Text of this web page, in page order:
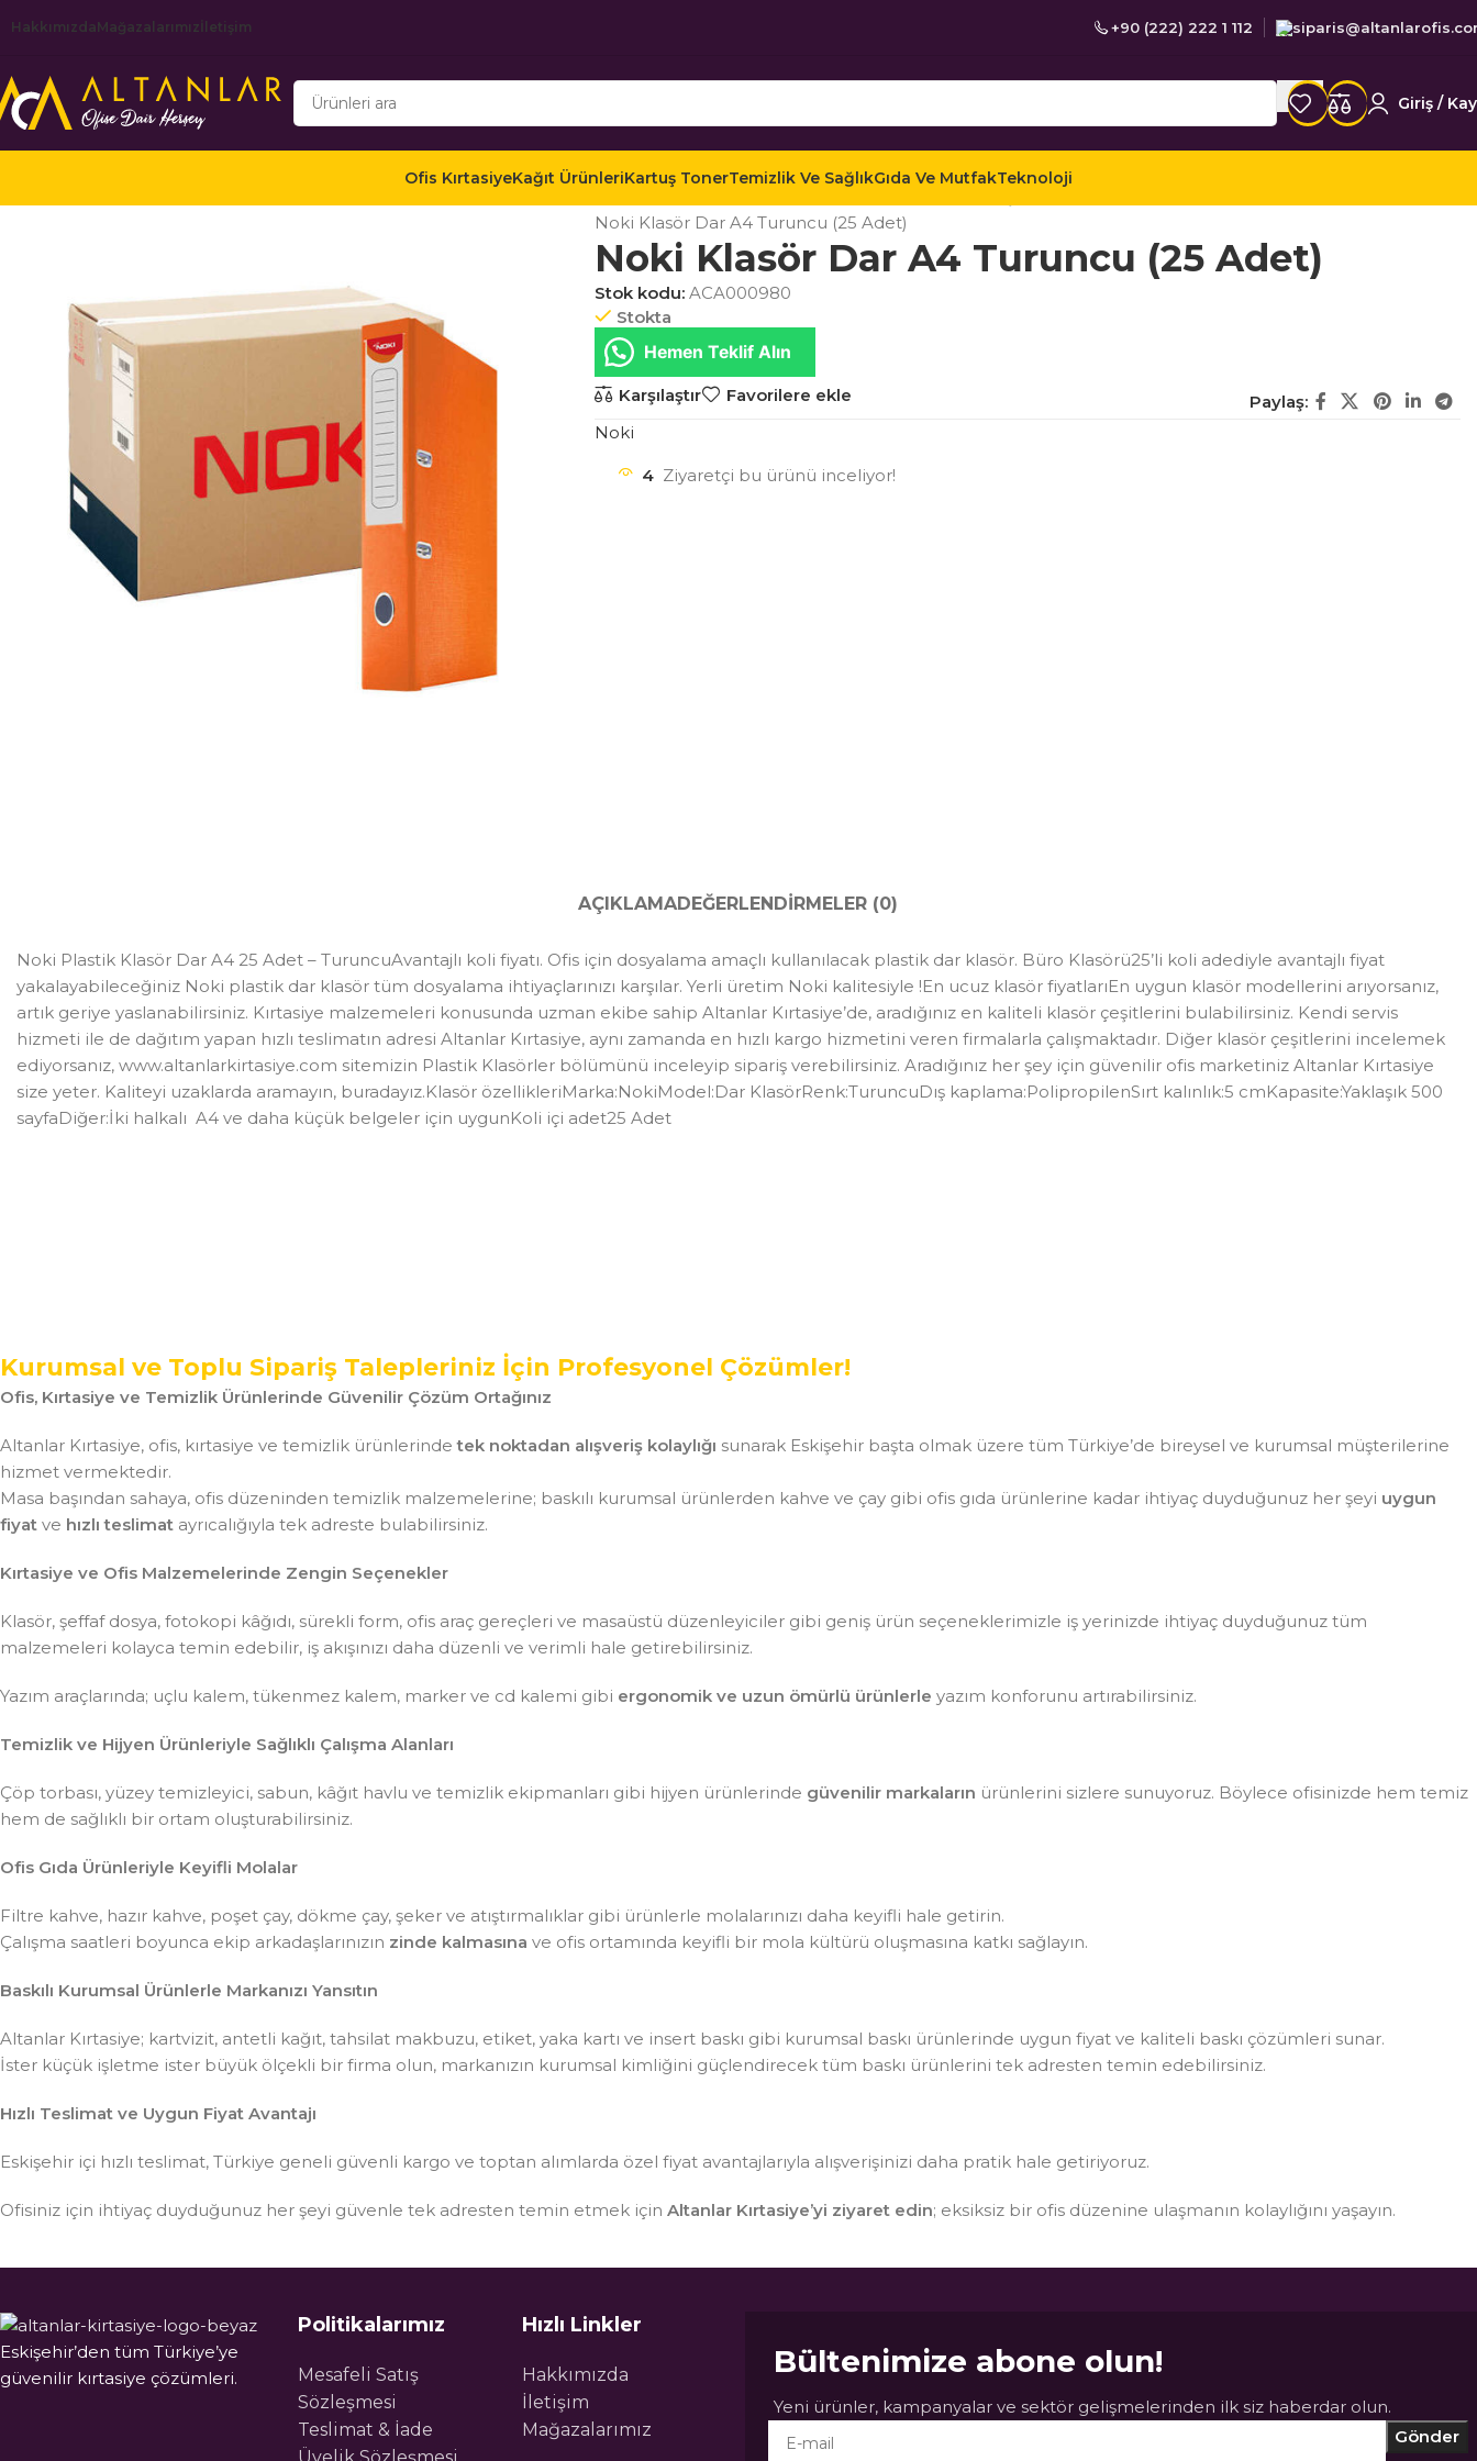
HakkımızdaMağazalarımız İletişim +90 (222) 222 1 112
Giriş /
Ofis KırtasiyeKağıt ÜrünleriKartuş TonerTemizlik Ve SağlıkGıda Ve MutfakTeknoloji
Noki Klasör Dar A4 Turuncu (25 Adet)
Noki Klasör Dar A4 Turuncu (25 Adet)
Stok kodu: ACA000980
Stokta
Hemen Teklif Alın
Karşılaştır Favorilere ekle
Paylaş:
Noki
4 Ziyaretçi bu ürünü inceliyor!
AÇIKLAMADEĞERLENDIRMELER (0)
Noki Plastik Klasör Dar A4 25 Adet – TuruncuAvantajlı koli fiyatı. Ofis için dosyalama amaçlı kullanılacak plastik dar klasör. Büro Klasörü25’li koli adediyle avantajlı fiyat
yakalayabileceğiniz Noki plastik dar klasör tüm dosyalama ihtiyaçlarınızı karşılar. Yerli üretim Noki kalitesiyle !En ucuz klasör fiyatlarıEn uygun klasör modellerini arıyorsanız,
artık geriye yaslanabilirsiniz. Kırtasiye malzemeleri konusunda uzman ekibe sahip Altanlar Kırtasiye’de, aradığınız en kaliteli klasör çeşitlerini bulabilirsiniz. Kendi servis
hizmeti ile de dağıtım yapan hızlı teslimatın adresi Altanlar Kırtasiye, aynı zamanda en hızlı kargo hizmetini veren firmalarla çalışmaktadır. Diğer klasör çeşitlerini incelemek
ediyorsanız, www.altanlarkirtasiye.com sitemizin Plastik Klasörler bölümünü inceleyip sipariş verebilirsiniz. Aradığınız her şey için güvenilir ofis marketiniz Altanlar Kırtasiye
size yeter. Kaliteyi uzaklarda aramayın, buradayız.Klasör özellikleriMarka:NokiModel:Dar KlasörRenk:TuruncuDış kaplama:PolipropilenSırt kalınlık:5 cmKapasite:Yaklaşık 500
sayfaDiğer:İki halkalı A4 ve daha küçük belgeler için uygunKoli içi adet25 Adet
Kurumsal ve Toplu Sipariş Talepleriniz İçin Profesyonel Çözümler!
Ofis, Kırtasiye ve Temizlik Ürünlerinde Güvenilir Çözüm Ortağınız
Altanlar Kırtasiye, ofis, kırtasiye ve temizlik ürünlerindetek noktadan alışveriş kolaylığı sunarak Eskişehir başta olmak üzere tüm Türkiye’de bireysel ve kurumsal müşterilerine
hizmet vermektedir.
Masa başından sahaya, ofis düzeninden temizlik malzemelerine; baskılı kurumsal ürünlerden kahve ve çay gibi ofis gıda ürünlerine kadar ihtiyaç duyduğunuz her şeyi uygun
fiyat ve hızlı teslimat ayrıcalığıyla tek adreste bulabilirsiniz.
Kırtasiye ve Ofis Malzemelerinde Zengin Seçenekler
Klasör, şeffaf dosya, fotokopi kâğıdı, sürekli form, ofis araç gereçleri ve masaüstü düzenleyiciler gibi geniş ürün seçeneklerimizle iş yerinizde ihtiyaç duyduğunuz tüm
malzemeleri kolayca temin edebilir, iş akışınızı daha düzenli ve verimli hale getirebilirsiniz.
Yazım araçlarında; uçlu kalem, tükenmez kalem, marker ve cd kalemi gibi ergonomik ve uzun ömürlü ürünlerle yazım konforunu artırabilirsiniz.
Temizlik ve Hijyen Ürünleriyle Sağlıklı Çalışma Alanları
Çöp torbası, yüzey temizleyici, sabun, kâğıt havlu ve temizlik ekipmanları gibi hijyen ürünlerinde güvenilir markaların ürünlerini sizlere sunuyoruz. Böylece ofisinizde hem temiz
hem de sağlıklı bir ortam oluşturabilirsiniz.
Ofis Gıda Ürünleriyle Keyifli Molalar
Filtre kahve, hazır kahve, poşet çay, dökme çay, şeker ve atıştırmalıklar gibi ürünlerle molalarınızı daha keyifli hale getirin.
Çalışma saatleri boyunca ekip arkadaşlarınızın zinde kalmasına ve ofis ortamında keyifli bir mola kültürü oluşmasına katkı sağlayın.
Baskılı Kurumsal Ürünlerle Markanızı Yansıtın
Altanlar Kırtasiye; kartvizit, antetli kağıt, tahsilat makbuzu, etiket, yaka kartı ve insert baskı gibi kurumsal baskı ürünlerinde uygun fiyat ve kaliteli baskı çözümleri sunar.
İster küçük işletme ister büyük ölçekli bir firma olun, markanızın kurumsal kimliğini güçlendirecek tüm baskı ürünlerini tek adresten temin edebilirsiniz.
Hızlı Teslimat ve Uygun Fiyat Avantajı
Eskişehir içi hızlı teslimat, Türkiye geneli güvenli kargo ve toptan alımlarda özel fiyat avantajlarıyla alışverişinizi daha pratik hale getiriyoruz.
Ofisiniz için ihtiyaç duyduğunuz her şeyi güvenle tek adresten temin etmek için Altanlar Kırtasiye’yi ziyaret edin; eksiksiz bir ofis düzenine ulaşmanın kolaylığını yaşayın.
Eskişehir’den tüm Türkiye’ye
güvenilir kırtasiye çözümleri.
Politikalarımız
Mesafeli Satış
Sözleşmesi
Teslimat & İade
Üyelik Sözleşmesi
Hızlı Linkler
Hakkımızda
İletişim
Mağazalarımız
Bültenimize abone olun!
Yeni ürünler, kampanyalar ve sektör gelişmelerinden ilk siz haberdar olun.